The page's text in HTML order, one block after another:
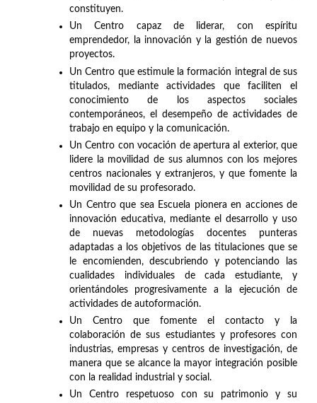
constituyen.
Un Centro capaz de liderar, con espíritu
emprendedor, la innovación y la gestión de nuevos
proyectos.
Un Centro que estimule la formación integral de sus
titulados, mediante actividades que faciliten el
conocimiento de los aspectos sociales
contemporáneos, el desempeño de actividades de
trabajo en equipo y la comunicación.
Un Centro con vocación de apertura al exterior, que
lidere la movilidad de sus alumnos con los mejores
centros nacionales y extranjeros, y que fomente la
movilidad de su profesorado.
Un Centro que sea Escuela pionera en acciones de
innovación educativa, mediante el desarrollo y uso
de nuevas metodologías docentes punteras
adaptadas a los objetivos de las titulaciones que se
le encomienden, descubriendo y potenciando las
cualidades individuales de cada estudiante, y
orientándoles progresivamente a la ejecución de
actividades de autoformación.
Un Centro que fomente el contacto y la
colaboración de sus estudiantes y profesores con
industrias, empresas y centros de investigación, de
manera que se alcance la mayor integración posible
con la realidad industrial y social.
Un Centro respetuoso con su patrimonio y su